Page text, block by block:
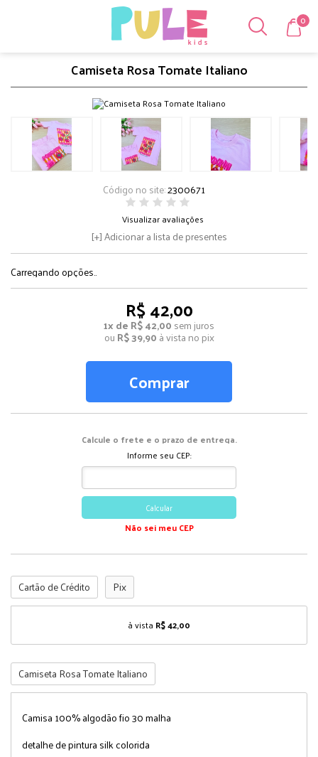
0
Camiseta Rosa Tomate Italiano
Código no site:2300671
Visualizar avaliações
Adicionar a lista de presentes
Carregando opções..
R$ 42,00
1x de R$ 42,00 sem juros
ou R$ 39,90 à vista no pix
Comprar
Calcule o frete e o prazo de entrega.
Informe seu CEP:
Calcular
Não sei meu CEP
Cartão de Crédito Pix
à vista R$ 42,00
Camiseta Rosa Tomate Italiano
Camisa 100% algodão fio 30 malha
detalhe de pintura silk colorida